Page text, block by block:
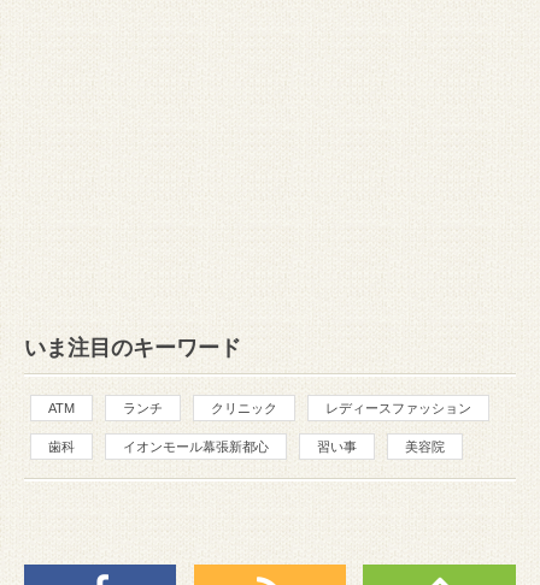
いま注目のキーワード
ATM ランチ クリニック レディースファッション
歯科 イオンモール幕張新都心 習い事 美容院